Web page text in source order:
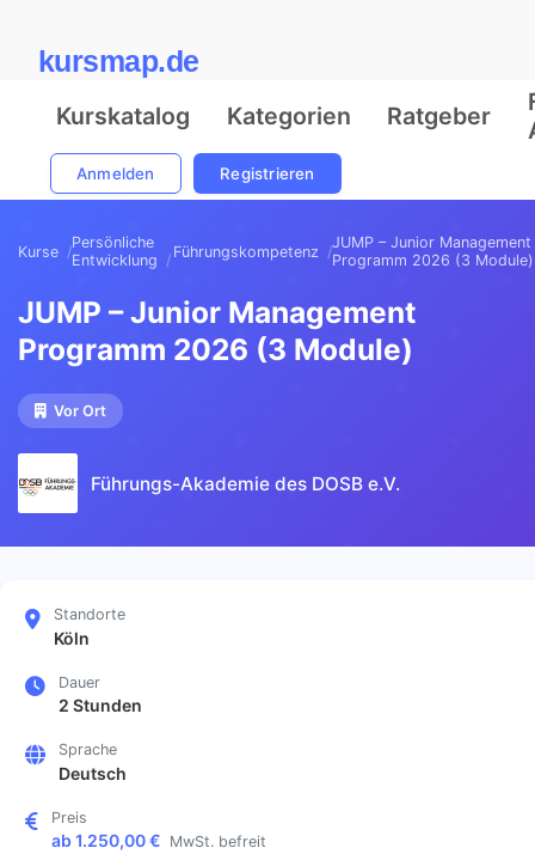
kursmap.de
Kurskatalog Kategorien Ratgeber
Anmelden Registrieren
Kurse
Persönliche
Entwicklung
Führungskompetenz
JUMP – Junior Management
Programm 2026 (3 Module)
JUMP – Junior Management
Programm 2026 (3 Module)
Vor Ort
Führungs-Akademie des DOSB e.V.
Standorte
Köln
Dauer
2 Stunden
Sprache
Deutsch
Preis
ab 1.250,00 € MwSt. befreit